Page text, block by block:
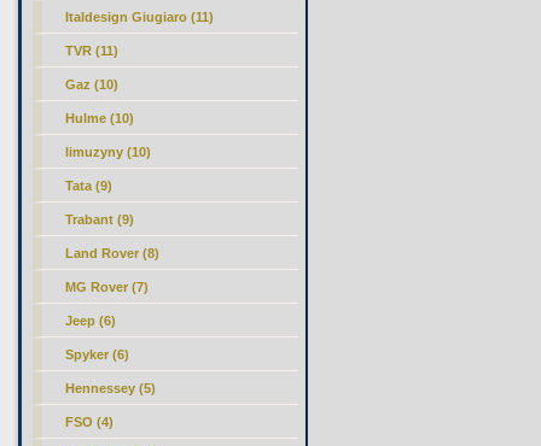
Italdesign Giugiaro (11)
TVR (11)
Gaz (10)
Hulme (10)
limuzyny (10)
Tata (9)
Trabant (9)
Land Rover (8)
MG Rover (7)
Jeep (6)
Spyker (6)
Hennessey (5)
FSO (4)